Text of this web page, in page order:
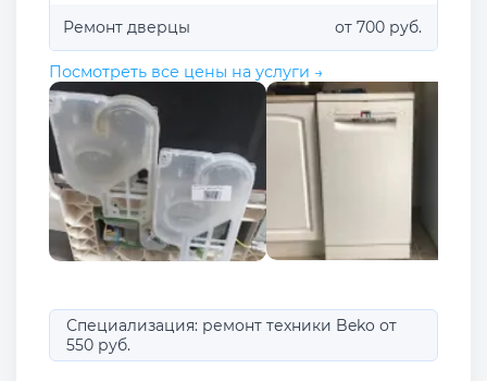
Ремонт дверцы от 700 руб.
Посмотреть все цены на услуги →
Специализация: ремонт техники Beko от
550 руб.